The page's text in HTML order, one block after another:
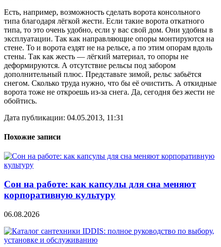
Есть, например, возможность сделать ворота консольного
типа благодаря лёгкой жести. Если такие ворота откатного
типа, то это очень удобно, если у вас свой дом. Они удобны в
эксплуатации. Так как направляющие опоры монтируются на
стене. То и ворота ездят не на рельсе, а по этим опорам вдоль
стены. Так как жесть — лёгкий материал, то опоры не
деформируются. А отсутствие рельсы под забором
дополнительный плюс. Представьте зимой, рельс забьётся
снегом. Сколько труда нужно, что бы её очистить. А откидные
ворота тоже не откроешь из-за снега. Да, сегодня без жести не
обойтись.
Дата публикации: 04.05.2013, 11:31
Похожие записи
Сон на работе: как капсулы для сна меняют
корпоративную культуру
06.08.2026